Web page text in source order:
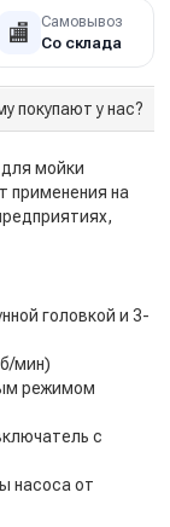
🏬 Самовывоз
Со склада
покупают у нас?
мойки
применения на
головкой и 3-
мин)
режимом
с
насоса от